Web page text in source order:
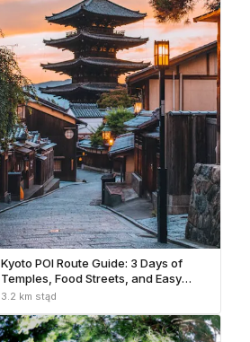
Kyoto POI Route Guide: 3 Days of
Temples, Food Streets, and Easy
Transit
3.2 km stąd